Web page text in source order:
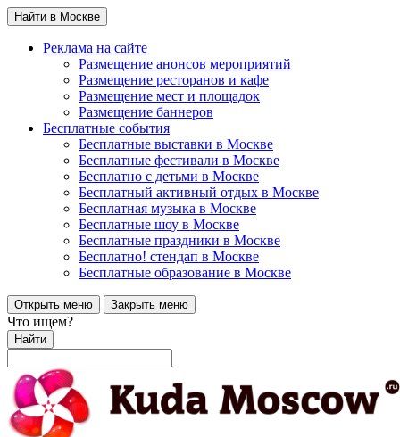
Найти в Москве
Реклама на сайте
Размещение анонсов мероприятий
Размещение ресторанов и кафе
Размещение мест и площадок
Размещение баннеров
Бесплатные события
Бесплатные выставки в Москве
Бесплатные фестивали в Москве
Бесплатно с детьми в Москве
Бесплатный активный отдых в Москве
Бесплатная музыка в Москве
Бесплатные шоу в Москве
Бесплатные праздники в Москве
Бесплатно! стендап в Москве
Бесплатные образование в Москве
Открыть меню Закрыть меню
Что ищем?
Найти